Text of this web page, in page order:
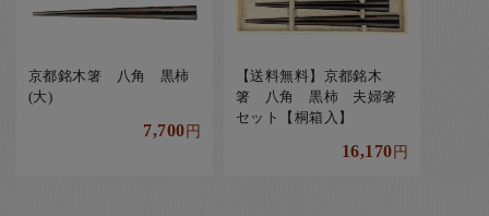
京都銘木箸 八角 黒柿
(大)
7,700円
【送料無料】京都銘木
箸 八角 黒柿 夫婦箸
セット【桐箱入】
16,170円